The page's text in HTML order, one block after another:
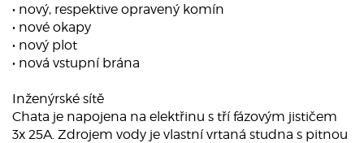
• nový, respektive opravený komín
• nové okapy
• nový plot
• nová vstupní brána
Inženýrské sítě
Chata je napojena na elektřinu s tří fázovým jističem
3x 25A. Zdrojem vody je vlastní vrtaná studna s pitnou